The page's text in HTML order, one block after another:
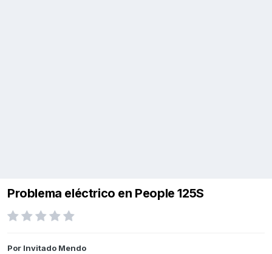
Problema eléctrico en People 125S
Por Invitado Mendo